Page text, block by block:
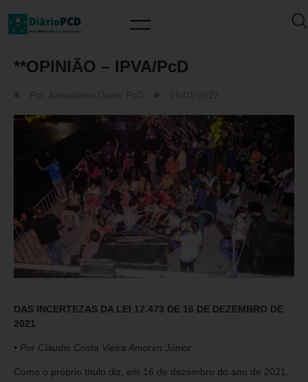
**OPINIÃO – IPVA/PcD
DAS INCERTEZAS DA LEI 17.473 DE 16 DE DEZEMBRO DE
2021
• Por Cláudio Costa Vieira Amorim Júnior
Como o próprio título diz, em 16 de dezembro do ano de 2021,